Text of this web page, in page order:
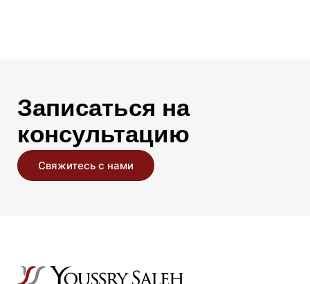
Записаться на
консультацию
Свяжитесь с нами